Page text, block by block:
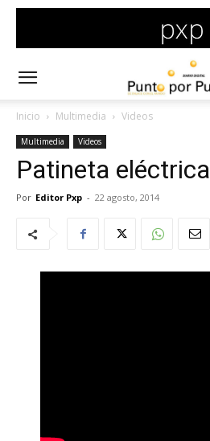
Inicio Multimedia Videos
Multimedia Videos
Patineta eléctrica
Por Editor Pxp - 22 agosto, 2014